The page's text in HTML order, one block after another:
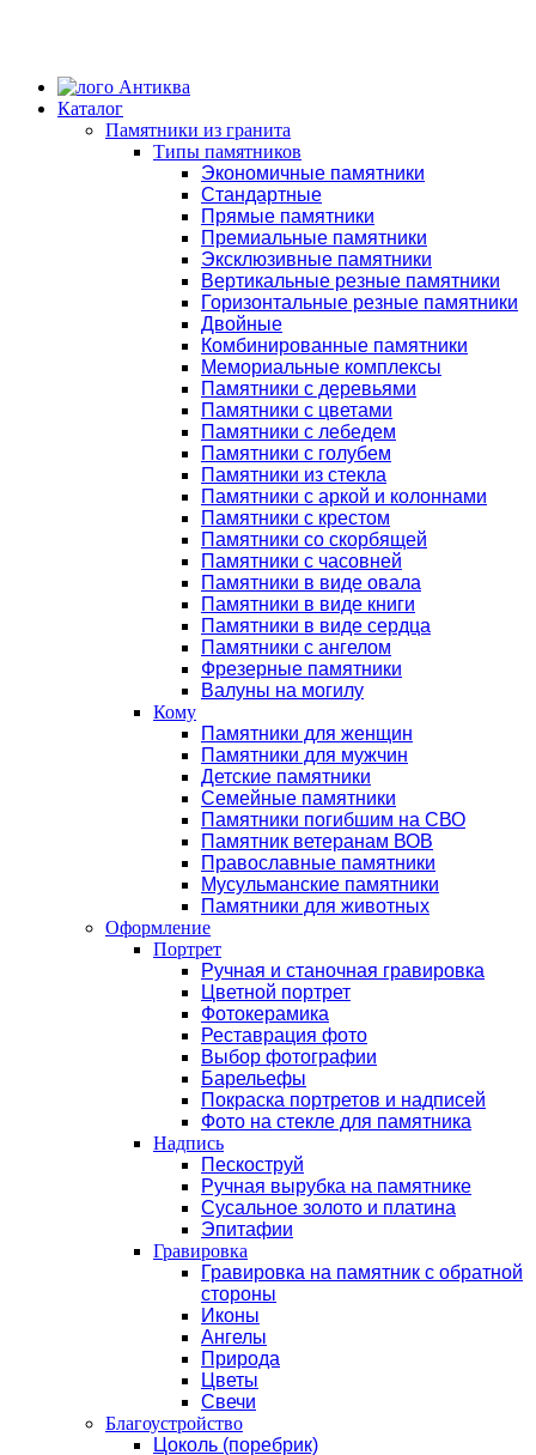
Каталог
Памятники из гранита
Типы памятников
Экономичные памятники
Стандартные
Прямые памятники
Премиальные памятники
Эксклюзивные памятники
Вертикальные резные памятники
Горизонтальные резные памятники
Двойные
Комбинированные памятники
Мемориальные комплексы
Памятники с деревьями
Памятники с цветами
Памятники с лебедем
Памятники с голубем
Памятники из стекла
Памятники с аркой и колоннами
Памятники с крестом
Памятники со скорбящей
Памятники с часовней
Памятники в виде овала
Памятники в виде книги
Памятники в виде сердца
Памятники с ангелом
Фрезерные памятники
Валуны на могилу
Кому
Памятники для женщин
Памятники для мужчин
Детские памятники
Семейные памятники
Памятники погибшим на СВО
Памятник ветеранам ВОВ
Православные памятники
Мусульманские памятники
Памятники для животных
Оформление
Портрет
Ручная и станочная гравировка
Цветной портрет
Фотокерамика
Реставрация фото
Выбор фотографии
Барельефы
Покраска портретов и надписей
Фото на стекле для памятника
Надпись
Пескоструй
Ручная вырубка на памятнике
Сусальное золото и платина
Эпитафии
Гравировка
Гравировка на памятник с обратной
стороны
Иконы
Ангелы
Природа
Цветы
Свечи
Благоустройство
Цоколь (поребрик)